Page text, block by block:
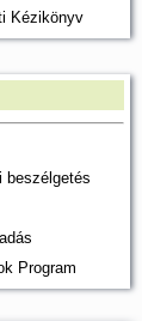
Kézikönyv
beszélgetés
Program